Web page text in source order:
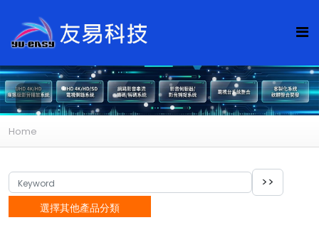
Home
選擇其他產品分類